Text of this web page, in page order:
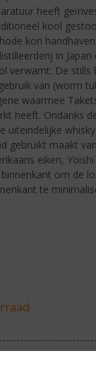
heeft
kool
kon
in
verwamt. De stills
van (worm
waarmee
heeft. Ondanks
uiteindelijke
gebruikt maakt
eiken,
om de
te